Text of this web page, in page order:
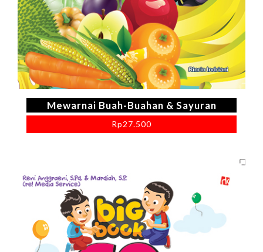
Mewarnai Buah-Buahan & Sayuran
Rp27.500